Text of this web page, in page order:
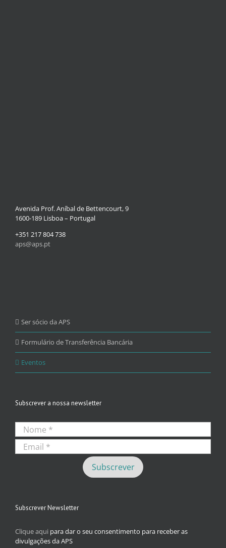
Avenida Prof. Aníbal de Bettencourt, 9
1600-189 Lisboa – Portugal
+351 217 804 738
aps@aps.pt
Ser sócio da APS
Formulário de Transferência Bancária
Eventos
Subscrever a nossa newsletter
Subscrever Newsletter
Clique aqui para dar o seu consentimento para receber as
divulgações da APS